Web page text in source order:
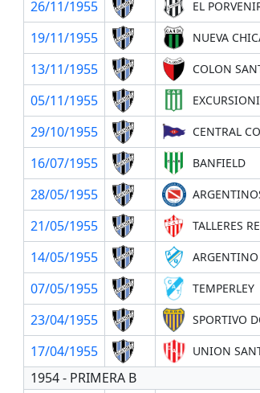
26/11/1955
EL
19/11/1955
NUEVA
13/11/1955
COLON
05/11/1955
29/10/1955
CENTRAL
16/07/1955
BANFIELD
28/05/1955
21/05/1955
TALLERES RE
14/05/1955
07/05/1955
TEMPERLEY
23/04/1955
SPORTIVO
17/04/1955
UNION
1954 - PRIMERA B